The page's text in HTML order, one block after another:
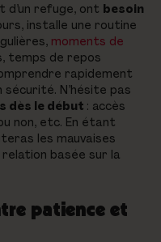
d’un refuge, ont besoin
installe une routine
moments de
temps de repos
rapidement
N’hésite pas
dès le début : accès
non, etc. En étant
les mauvaises
basée sur la
patience et